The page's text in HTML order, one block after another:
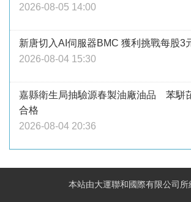
2026-08-05 14:00
新唐切入AI伺服器BMC 獲利挑戰每股3
2026-08-04 15:30
嘉縣衛生局抽驗源春製油廠油品 苯駢
合格
2026-08-04 20:36
本站由大運聯和國際有限公司所